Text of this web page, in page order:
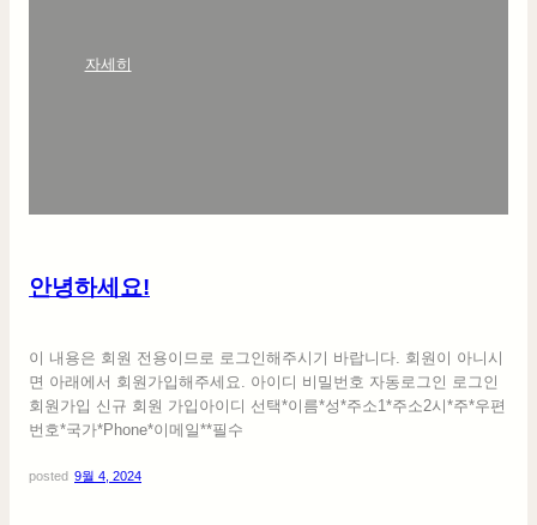
자세히
안녕하세요!
이 내용은 회원 전용이므로 로그인해주시기 바랍니다. 회원이 아니시
면 아래에서 회원가입해주세요. 아이디 비밀번호 자동로그인 로그인
회원가입 신규 회원 가입아이디 선택*이름*성*주소1*주소2시*주*우편
번호*국가*Phone*이메일**필수
posted 9월 4, 2024